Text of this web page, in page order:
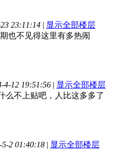
23:11:14 | 显示全部楼层
也不见得这里有多热闹
4-12 19:51:56 | 显示全部楼层
么不上贴吧，人比这多多了
2 01:40:18 | 显示全部楼层